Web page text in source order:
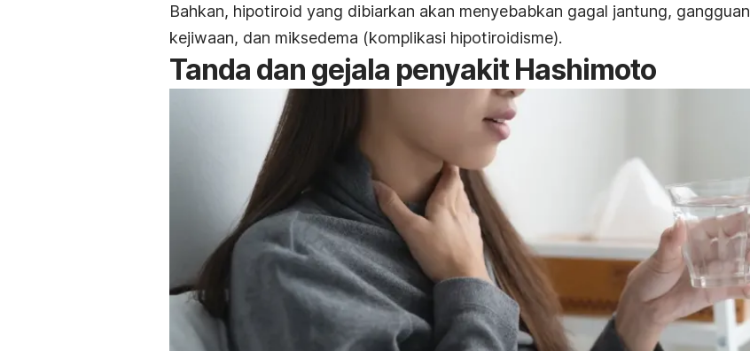
Bahkan, hipotiroid yang dibiarkan akan menyebabkan gagal jantung, gangguan
kejiwaan, dan miksedema (komplikasi hipotiroidisme).
Tanda dan gejala penyakit Hashimoto